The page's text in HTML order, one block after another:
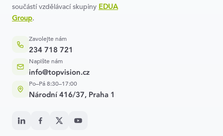
součástí vzdělávací skupiny EDUA
Group.
Zavolejte nám
234 718 721
Napište nám
info@topvision.cz
Po–Pá 8:30–17:00
Národní 416/37, Praha 1